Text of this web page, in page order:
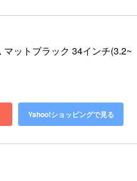
ットブラック 34インチ(3.2~
Yahoo!ショッピングで見る